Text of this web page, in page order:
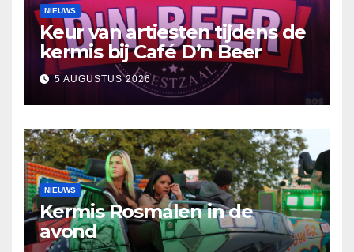
NIEUWS
Keur van artiesten tijdens de
kermis bij Café D’n Beer
5 AUGUSTUS 2026
NIEUWS
Kermis Rosmalen in de
avond